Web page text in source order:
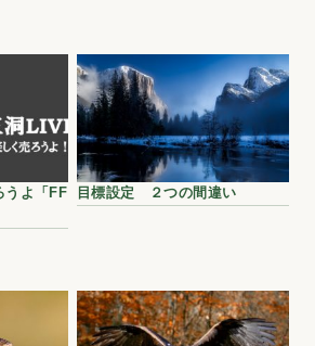
うよ「FF
目標設定 ２つの間違い